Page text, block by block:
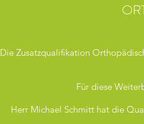
Die Zusatzqualifikation
Für diese
Herr Michael Schmitt hat die